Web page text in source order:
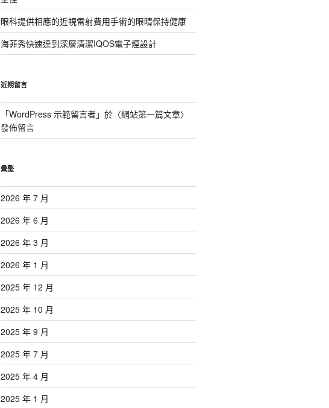
眼科提供相應的近視雷射費用手術的眼睛保持健康
海菲秀快速達到深層清潔IQOS電子煙設計
近期留言
「WordPress 示範留言者」於〈網站第一篇文章〉
發佈留言
彙整
2026 年 7 月
2026 年 6 月
2026 年 3 月
2026 年 1 月
2025 年 12 月
2025 年 10 月
2025 年 9 月
2025 年 7 月
2025 年 4 月
2025 年 1 月